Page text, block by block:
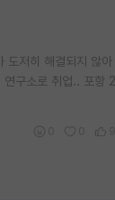
도저히 해결되지 않
구소로 취업.. 포항